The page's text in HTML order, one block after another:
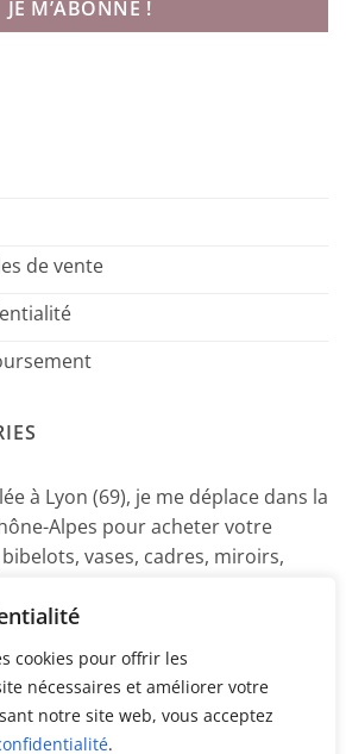
cookies pour offrir les
nécessaires et améliorer votre
notre site web, vous acceptez
.
de vente
à Lyon (69), je me déplace dans la
Alpes pour acheter votre
vases, cadres, miroirs,